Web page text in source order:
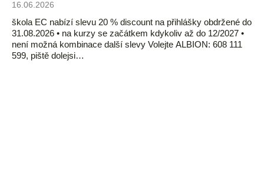
16.06.2026
škola EC nabízí slevu 20 % discount na přihlášky obdržené do
31.08.2026 • na kurzy se začátkem kdykoliv až do 12/2027 •
není možná kombinace další slevy Volejte ALBION: 608 111
599, piště dolejsi…